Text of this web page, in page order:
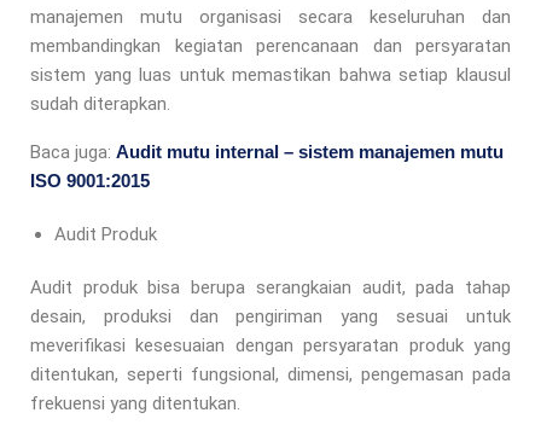
manajemen mutu organisasi secara keseluruhan dan
membandingkan kegiatan perencanaan dan persyaratan
sistem yang luas untuk memastikan bahwa setiap klausul
sudah diterapkan.
Baca juga: Audit mutu internal – sistem manajemen mutu
ISO 9001:2015
Audit Produk
Audit produk bisa berupa serangkaian audit, pada tahap
desain, produksi dan pengiriman yang sesuai untuk
meverifikasi kesesuaian dengan persyaratan produk yang
ditentukan, seperti fungsional, dimensi, pengemasan pada
frekuensi yang ditentukan.